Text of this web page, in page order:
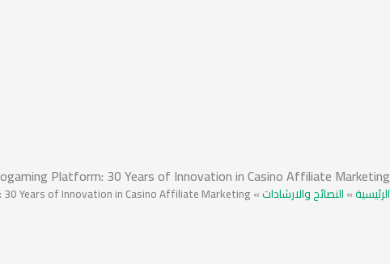
Platform: 30 Years of Innovation in Casino Affiliate Marketing
الرئيسية»النصائح والارشادات»
Years of Innovation in Casino Affiliate Marketing